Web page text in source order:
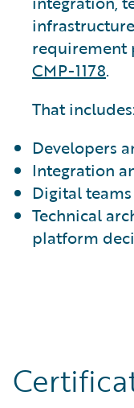
requirement
CMP-1178.
That includes:
Developers
Integration
Digital
Technical
platform